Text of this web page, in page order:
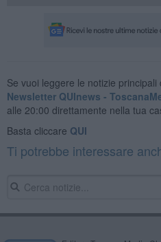
Se vuoi leggere le notizie
Newsletter QUInews -
alle 20:00 direttamente nella tua
Basta cliccare QUI
Ti potrebbe interessare